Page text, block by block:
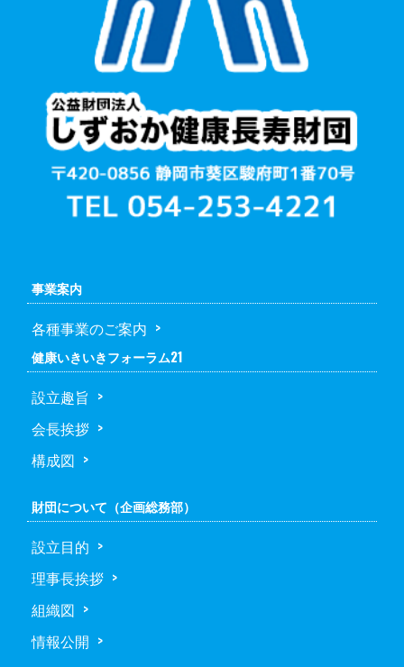
事業案内
各種事業のご案内
健康いきいきフォーラム21
設立趣旨
会長挨拶
構成図
財団について（企画総務部）
設立目的
理事長挨拶
組織図
情報公開